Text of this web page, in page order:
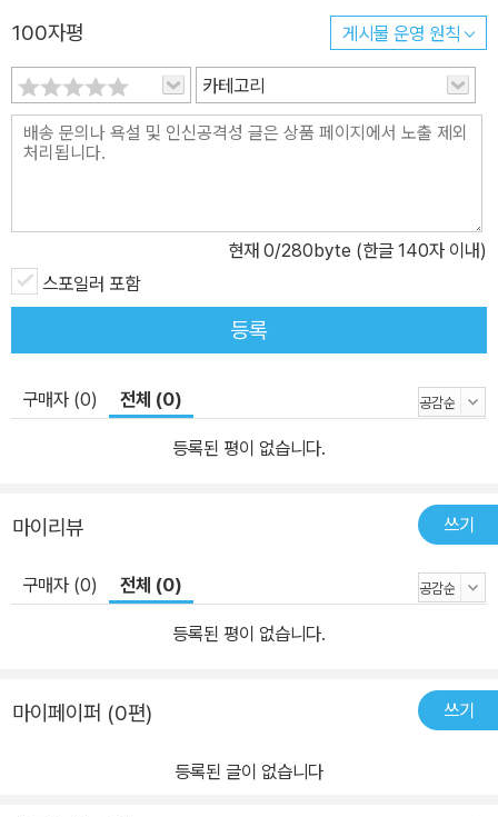
사, 혹은 세계 유머사라고 할 수 있다. 역사적 맥락을 알고 읽으면 근
엄한 어투 속에 담긴 풍자의 묘미가 만만치 않다. 이 텍스트에 따르면,
아리스토파네스, 에라스뮈스, 라블레, 몰리에르, 찰리 채플린과 그라
우초 마크스 등 이름만 대면 알 만한 희극 작가나 코미디언이 모두 그
비밀 결사의 일원이었다. 그런가 하면 스페인의 이사벨왕 등 역사상
중요 인물들의 의문사 뒤에 유머 기사단의 개입이 있었다거나, 잔다
었다는 등의 설정은 역사적 상황과 절묘하게 맞아떨어져 웃음을 짓게
만든다. 이와 함께, 수시로 삽입되는 1백 여 편의 농담은 마치 유머집
을 읽는 듯한 즐거움을 선사한다. 이 농담들은 때로 작중 인물인 다리
우스의 스탠드업 코미디 작품으로, 때로 웃음의 비밀 결사인 유머 기
사단이 의도적으로 창작한 유머로 제시된다. 핵심 줄기를 이루는 다
리우스 죽음에 대한 미스터리와 그에 얽힌 유머 기사단의 역사, 그리
고 유머 텍스트들은 모두가 정교하게 맞물려 거대하고 일관성 있는
하나의 세계를 구축하며, 작가의 유머러스한 <허풍>에 기묘한 현실
100자평 게시물 운영 원칙
카테고리
현재 0/280byte (한글 140자 이내)
스포일러 포함
등록
구매자 (0) 전체 (0)
등록된 평이 없습니다.
마이리뷰 쓰기
구매자 (0) 전체 (0)
등록된 평이 없습니다.
마이페이퍼 (0편) 쓰기
등록된 글이 없습니다